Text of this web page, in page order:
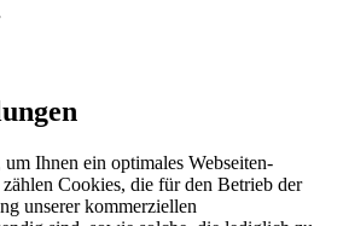
Ihnen ein optimales Webseiten-
Cookies, die für den Betrieb der
unserer kommerziellen